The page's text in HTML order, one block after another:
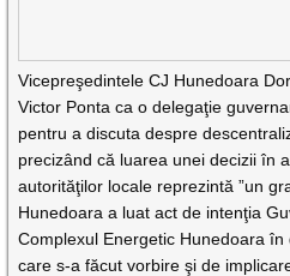
Vicepreşedintele CJ Hunedoara
Victor Ponta ca o delegaţie
pentru a discuta despre
precizând că luarea unei decizii în
autorităţilor locale reprezintă ”un
Hunedoara a luat act de intenţia
Complexul Energetic Hunedoara
care s-a făcut vorbire şi de